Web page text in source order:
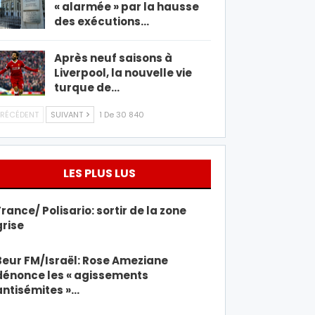
« alarmée » par la hausse
des exécutions…
Après neuf saisons à
Liverpool, la nouvelle vie
turque de…
SUIVANT 1 De 30 840
LES PLUS LUS
Polisario: sortir de la zone
FM/Israël: Rose Ameziane
les « agissements
»…